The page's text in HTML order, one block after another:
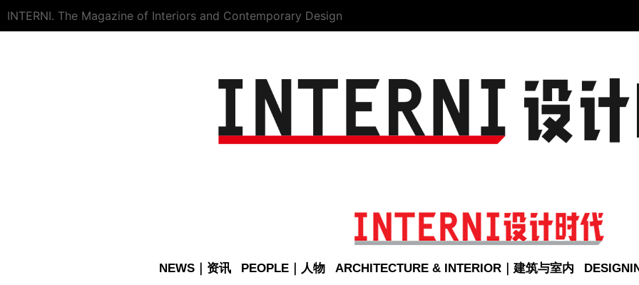
INTERNI. The Magazine of Interiors and Contemporary Design
NEWS｜资讯 PEOPLE｜人物 ARCHITECTURE & INTERIOR｜建筑与室内